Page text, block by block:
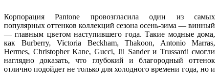
Корпорация Pantone провозгласила один из самых
популярных оттенков коллекций сезона осень-зима — винный
— главным цветом наступившего года. Такие модные дома,
как Burberry, Victoria Beckham, Thakoon, Antonio Marras,
Hermes, Christopher Kane, Gucci, Jil Sander и Trussardi смогли
наглядно доказать, что глубокий и благородный оттенок
отлично подойдет не только для холодного времени года, но и